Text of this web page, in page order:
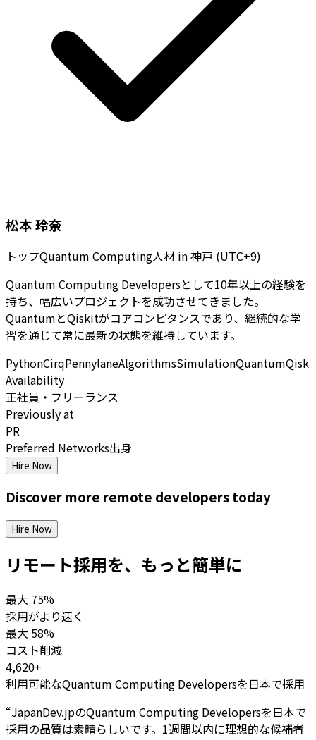
松本 玲奈
トップQuantum Computing人材 in神戸 (UTC+9)
Quantum Computing Developersとして10年以上の経験を
持ち、幅広いプロジェクトを成功させてきました。
QuantumとQiskitがコアコンピタンスであり、継続的な学
習を通じて常に最新の状態を維持しています。
PythonCirqPennylaneAlgorithmsSimulationQuantum
Availability
正社員・フリーランス
Previously at
PR
Preferred Networks出身
Hire Now
Discover more remote developerstoday
Hire Now
リモート採用を、もっと簡単に
最大 75%
採用がより速く
最大 58%
コスト削減
4,620+
利用可能なQuantum Computing Developersを日本で採用
“JapanDev.jpのQuantum Computing Developersを日本で
採用の品質は素晴らしいです。1週間以内に理想的な候補者